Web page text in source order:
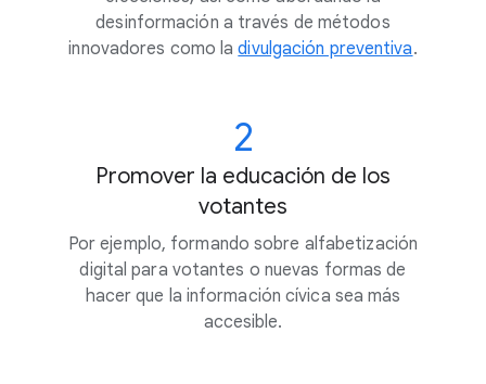
desinformación a través de métodos
innovadores como ladivulgación preventiva.
2
Promover la educación de los
votantes
Por ejemplo, formando sobre alfabetización
digital para votantes o nuevas formas de
hacer que la información cívica sea más
accesible.